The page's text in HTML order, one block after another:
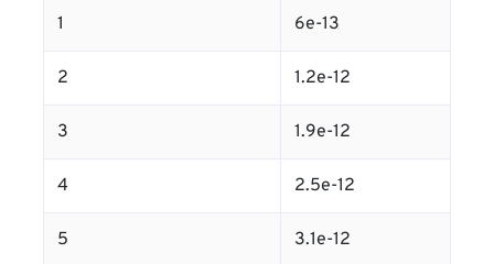
1 6e-13
2 1.2e-12
3 1.9e-12
4 2.5e-12
5 3.1e-12